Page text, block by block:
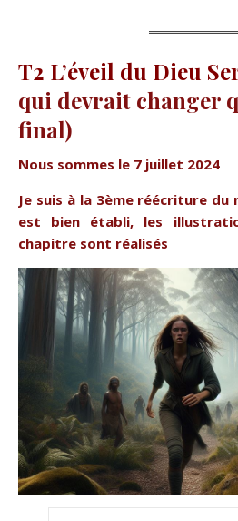
T2 L’éveil du Dieu
qui devrait changer
final)
Nous sommes le 7 juillet 2024
Je suis à la 3ème réécriture du
est bien établi, les
chapitre sont réalisés